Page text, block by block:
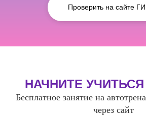
Проверить на сайте
НАЧНИТЕ
Бесплатное занятие на
через сайт